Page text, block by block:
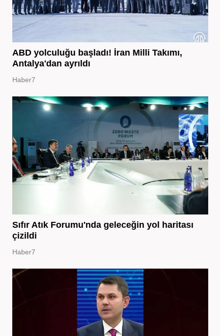
ABD yolculuğu başladı! İran Milli Takımı,
Antalya'dan ayrıldı
Haber7
Sıfır Atık Forumu'nda geleceğin yol haritası
çizildi
Haber7